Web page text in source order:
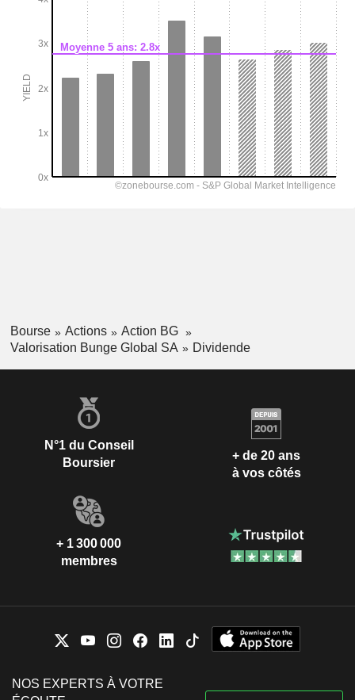
Bourse Actions
Action BG
Valorisation Bunge Global SA
Dividende
N°1 du Conseil
Boursier
+ de 20 ans
à vos côtés
+ 1 300 000
membres
NOS EXPERTS À VOTRE